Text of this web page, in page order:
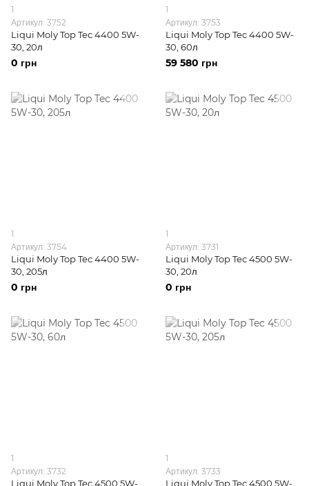
1
Артикул: 3752
Liqui Moly Top Tec 4400 5W-
30, 20л
0 грн
1
Артикул: 3753
Liqui Moly Top Tec 4400 5W-
30, 60л
59 580 грн
1
Артикул: 3754
Liqui Moly Top Tec 4400 5W-
30, 205л
0 грн
1
Артикул: 3731
Liqui Moly Top Tec 4500 5W-
30, 20л
0 грн
1
Артикул: 3732
Liqui Moly Top Tec 4500 5W-
1
Артикул: 3733
Liqui Moly Top Tec 4500 5W-